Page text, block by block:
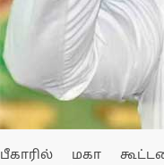
பீகாரில் மகா